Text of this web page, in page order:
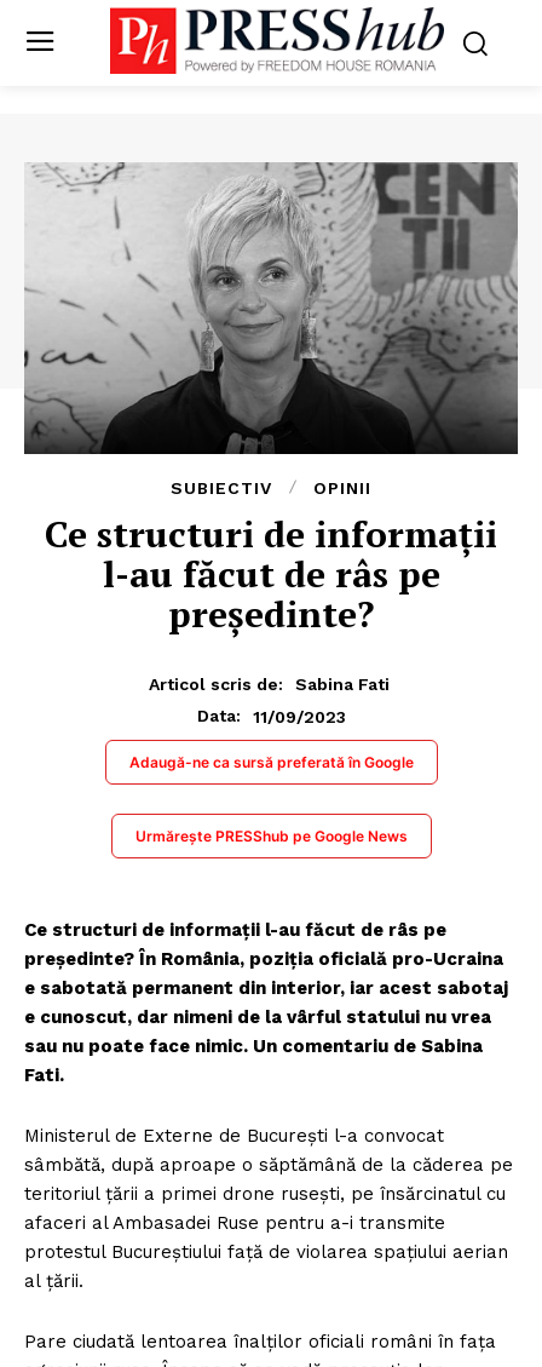
SUBIECTIV OPINII
Ce structuri de informații
l-au făcut de râs pe
președinte?
Articol scris de:
Sabina Fati
Data:
11/09/2023
Adaugă-ne ca sursă preferată în Google
Urmărește PRESShub pe Google News
Ce structuri de informații l-au făcut de râs pe
președinte? În România, poziția oficială pro-Ucraina
e sabotată permanent din interior, iar acest sabotaj
e cunoscut, dar nimeni de la vârful statului nu vrea
sau nu poate face nimic. Un comentariu de Sabina
Fati.
Ministerul de Externe de București l-a convocat
sâmbătă, după aproape o săptămână de la căderea pe
teritoriul țării a primei drone rusești, pe însărcinatul cu
afaceri al Ambasadei Ruse pentru a-i transmite
protestul Bucureștiului față de violarea spațiului aerian
al țării.
Pare ciudată lentoarea înalților oficiali români în fața